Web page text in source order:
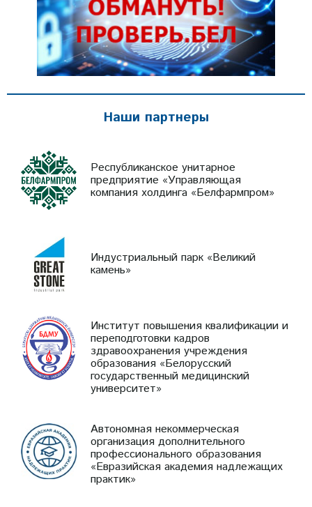
Наши партнеры
Республиканское унитарное
предприятие «Управляющая
компания холдинга «Белфармпром»
Индустриальный парк «Великий
камень»
Институт повышения квалификации и
переподготовки кадров
здравоохранения учреждения
образования «Белорусский
государственный медицинский
университет»
Автономная некоммерческая
организация дополнительного
профессионального образования
«Евразийская академия надлежащих
практик»